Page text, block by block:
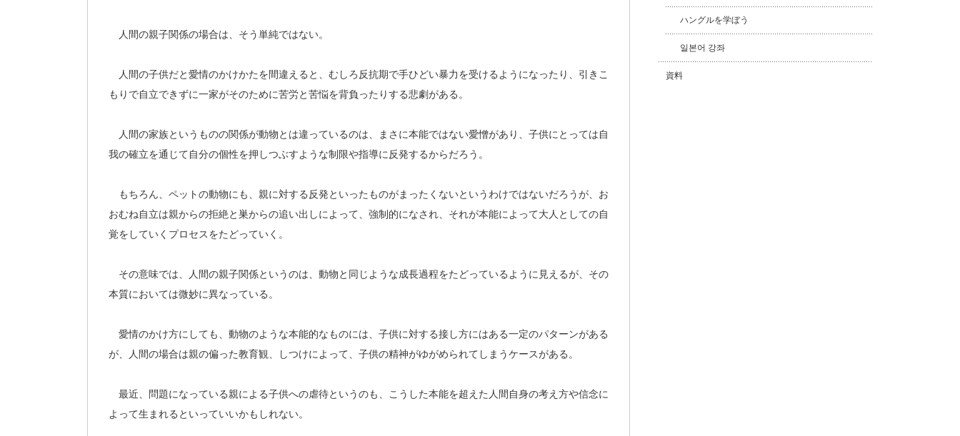
人間の親子関係の場合は、そう単純ではない。
人間の子供だと愛情のかけかたを間違えると、むしろ反抗期で手ひどい暴力を受けるようになったり、引きこ
もりで自立できずに一家がそのために苦労と苦悩を背負ったりする悲劇がある。
人間の家族というものの関係が動物とは違っているのは、まさに本能ではない愛憎があり、子供にとっては自
我の確立を通じて自分の個性を押しつぶすような制限や指導に反発するからだろう。
もちろん、ペットの動物にも、親に対する反発といったものがまったくないというわけではないだろうが、お
おむね自立は親からの拒絶と巣からの追い出しによって、強制的になされ、それが本能によって大人としての自
覚をしていくプロセスをたどっていく。
その意味では、人間の親子関係というのは、動物と同じような成長過程をたどっているように見えるが、その
本質においては微妙に異なっている。
愛情のかけ方にしても、動物のような本能的なものには、子供に対する接し方にはある一定のパターンがある
が、人間の場合は親の偏った教育観、しつけによって、子供の精神がゆがめられてしまうケースがある。
最近、問題になっている親による子供への虐待というのも、こうした本能を超えた人間自身の考え方や信念に
よって生まれるといっていいかもしれない。
ハングルを学ぼう
일본어 강좌
資料